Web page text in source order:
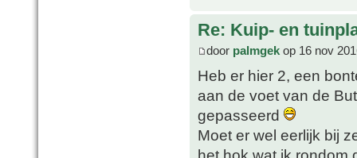
Re: Kuip- en
door palmgek op 16 nov
Heb er hier 2, een
aan de voet van de
gepasseerd
Moet er wel eerlijk bij
het hok wat ik rondom